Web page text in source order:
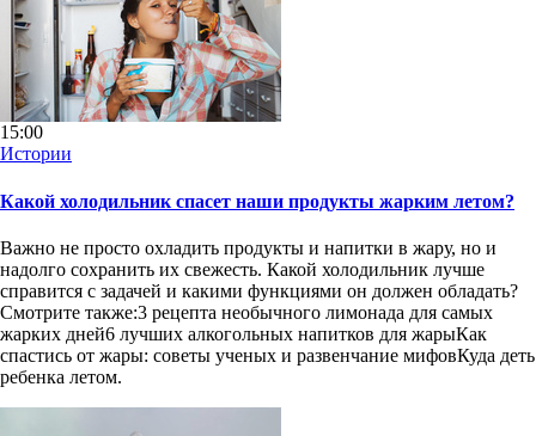
15:00
Истории
Какой холодильник спасет наши продукты жарким летом?
Важно не просто охладить продукты и напитки в жару, но и
надолго сохранить их свежесть. Какой холодильник лучше
справится с задачей и какими функциями он должен обладать?
Смотрите также:3 рецепта необычного лимонада для самых
жарких дней6 лучших алкогольных напитков для жарыКак
спастись от жары: советы ученых и развенчание мифовКуда деть
ребенка летом.